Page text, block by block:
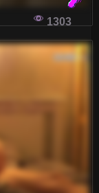
rozrywka
i
NIE
1303